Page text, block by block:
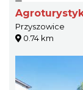
Przyszowice
0.74 km